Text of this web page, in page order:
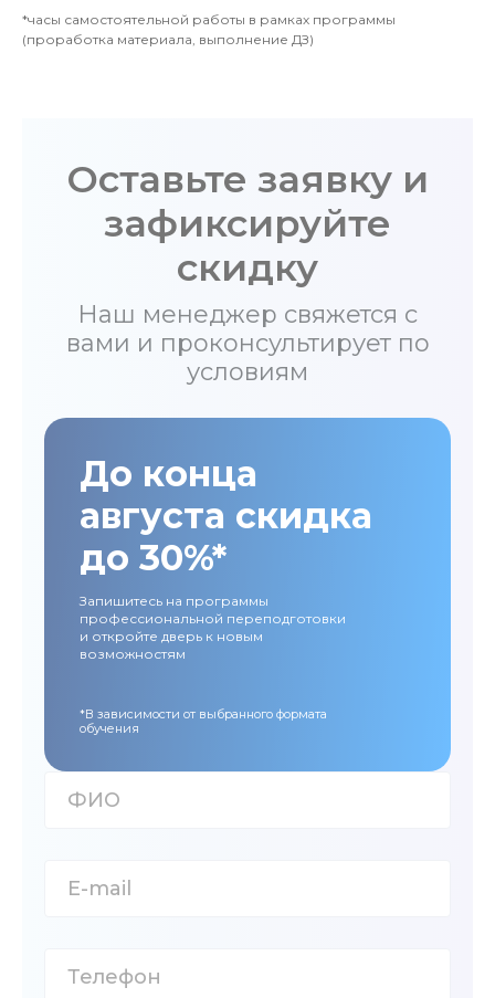
*часы самостоятельной работы в рамках программы
(проработка материала, выполнение ДЗ)
Оставьте заявку и
зафиксируйте
скидку
Наш менеджер свяжется с
вами и проконсультирует по
условиям
До конца
августа скидка
до 30%*
Запишитесь на программы
профессиональной переподготовки
и откройте дверь к новым
возможностям
*В зависимости от выбранного формата
обучения